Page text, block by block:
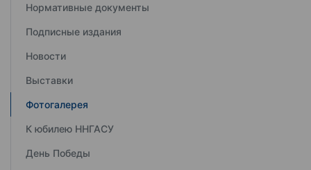
Нормативные документы
Подписные издания
Новости
Выставки
Фотогалерея
К юбилею ННГАСУ
День Победы